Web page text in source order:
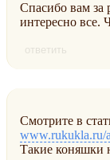
Спасибо вам за
интересно все.
ответить
Смотрите в
www.rukukla.ru/
Такие коняшки